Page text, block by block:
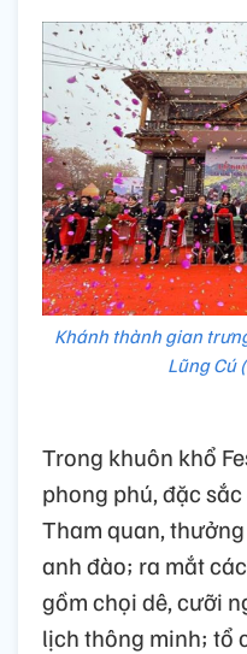
Khánh thành gian
Lũng Cú
Trong khuôn khổ
phong phú, đặc
Tham quan,
anh đào; ra mắt
gồm chọi dê, cưỡi
lịch thông minh; tổ